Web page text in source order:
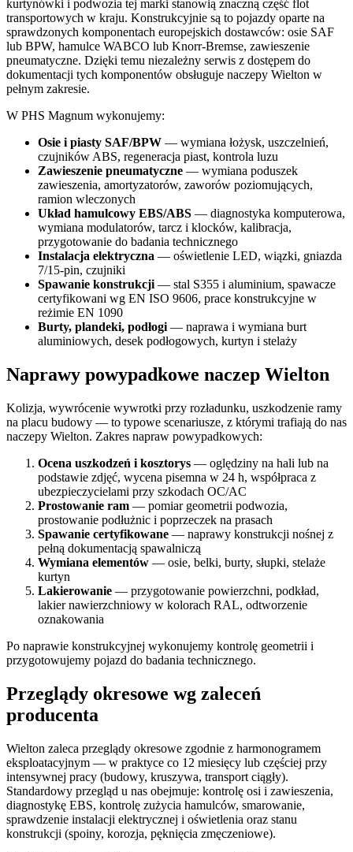
kurtynówki i podwozia tej marki stanowią znaczną część flot
transportowych w kraju. Konstrukcyjnie są to pojazdy oparte na
sprawdzonych komponentach europejskich dostawców: osie SAF
lub BPW, hamulce WABCO lub Knorr-Bremse, zawieszenie
pneumatyczne. Dzięki temu niezależny serwis z dostępem do
dokumentacji tych komponentów obsługuje naczepy Wielton w
pełnym zakresie.
W PHS Magnum wykonujemy:
Osie i piasty SAF/BPW — wymiana łożysk, uszczelnień,
czujników ABS, regeneracja piast, kontrola luzu
Zawieszenie pneumatyczne — wymiana poduszek
zawieszenia, amortyzatorów, zaworów poziomujących,
ramion wleczonych
Układ hamulcowy EBS/ABS — diagnostyka komputerowa,
wymiana modulatorów, tarcz i klocków, kalibracja,
przygotowanie do badania technicznego
Instalacja elektryczna — oświetlenie LED, wiązki, gniazda
7/15-pin, czujniki
Spawanie konstrukcji — stal S355 i aluminium, spawacze
certyfikowani wg EN ISO 9606, prace konstrukcyjne w
reżimie EN 1090
Burty, plandeki, podłogi — naprawa i wymiana burt
aluminiowych, desek podłogowych, kurtyn i stelaży
Naprawy powypadkowe naczep Wielton
Kolizja, wywrócenie wywrotki przy rozładunku, uszkodzenie ramy
na placu budowy — to typowe scenariusze, z którymi trafiają do nas
naczepy Wielton. Zakres napraw powypadkowych:
Ocena uszkodzeń i kosztorys — oględziny na hali lub na
podstawie zdjęć, wycena pisemna w 24 h, współpraca z
ubezpieczycielami przy szkodach OC/AC
Prostowanie ram — pomiar geometrii podwozia,
prostowanie podłużnic i poprzeczek na prasach
Spawanie certyfikowane — naprawy konstrukcji nośnej z
pełną dokumentacją spawalniczą
Wymiana elementów — osie, belki, burty, słupki, stelaże
kurtyn
Lakierowanie — przygotowanie powierzchni, podkład,
lakier nawierzchniowy w kolorach RAL, odtworzenie
oznakowania
Po naprawie konstrukcyjnej wykonujemy kontrolę geometrii i
przygotowujemy pojazd do badania technicznego.
Przeglądy okresowe wg zaleceń
producenta
Wielton zaleca przeglądy okresowe zgodnie z harmonogramem
eksploatacyjnym — w praktyce co 12 miesięcy lub częściej przy
intensywnej pracy (budowy, kruszywa, transport ciągły).
Standardowy przegląd u nas obejmuje: kontrolę osi i zawieszenia,
diagnostykę EBS, kontrolę zużycia hamulców, smarowanie,
sprawdzenie instalacji elektrycznej i oświetlenia oraz stanu
konstrukcji (spoiny, korozja, pęknięcia zmęczeniowe).